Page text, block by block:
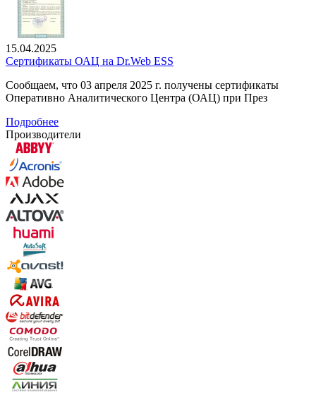
15.04.2025
Сертификаты ОАЦ на Dr.Web ESS
Сообщаем, что 03 апреля 2025 г. получены сертификаты
Оперативно Аналитического Центра (ОАЦ) при През
Подробнее
Производители